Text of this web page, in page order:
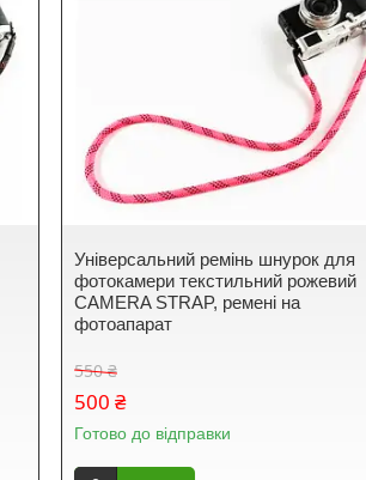
Універсальний ремінь шнурок для
фотокамери текстильний рожевий
CAMERA STRAP, ремені на
фотоапарат
550 ₴
500 ₴
Готово до відправки